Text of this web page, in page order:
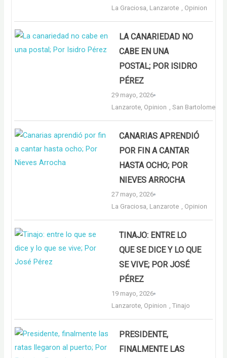
La Graciosa Lanzarote Opinion
LA CANARIEDAD NO
CABE EN UNA
POSTAL; POR ISIDRO
PÉREZ
29 mayo, 2026
Lanzarote Opinion ,San Bartolome
CANARIAS APRENDIÓ
POR FIN A CANTAR
HASTA OCHO; POR
NIEVES ARROCHA
27 mayo, 2026
La Graciosa Lanzarote Opinion
TINAJO: ENTRE LO
QUE SE DICE Y LO QUE
SE VIVE; POR JOSÉ
PÉREZ
19 mayo, 2026
Lanzarote Opinion ,Tinajo
PRESIDENTE,
FINALMENTE LAS